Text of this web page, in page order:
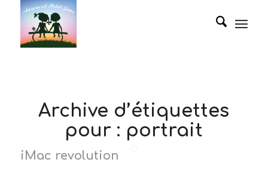
Archive d’étiquettes
pour : portrait
iMac revolution